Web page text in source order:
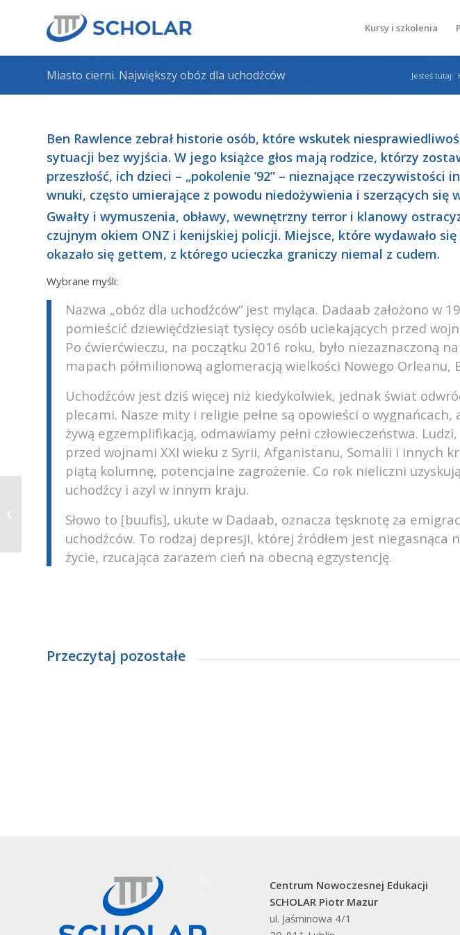
Kursy i szkolenia
Miasto cierni. Największy obóz dla uchodźców Jesteś tutaj:
Ben Rawlence zebrał historie osób, które wskutek
sytuacji bez wyjścia. W jego książce głos mają rodzice, którzy
przeszłość, ich dzieci – „pokolenie ’92” – nieznające rzeczywistości
wnuki, często umierające z powodu niedożywienia i szerzących się
Gwałty i wymuszenia, obławy, wewnętrzny terror i klanowy
czujnym okiem ONZ i kenijskiej policji. Miejsce, które wydawało
okazało się gettem, z którego ucieczka graniczy niemal z cudem.
Wybrane myśli:
Nazwa „obóz dla uchodźców“ jest myląca. Dadaab założono w
pomieścić dziewięćdziesiąt tysięcy osób uciekających przed
Po ćwierćwieczu, na początku 2016 roku, było niezaznaczoną
mapach półmilionową aglomeracją wielkości Nowego Orleanu,
Uchodźców jest dziś więcej niż kiedykolwiek, jednak świat
plecami. Nasze mity i religie pełne są opowieści o
żywą egzemplifikacją, odmawiamy pełni człowieczeństwa.
przed wojnami XXI wieku z Syrii, Afganistanu, Somalii i innych
piątą kolumnę, potencjalne zagrożenie. Co rok nieliczni
uchodźcy i azyl w innym kraju.
Słowo to [buufis], ukute w Dadaab, oznacza tęsknotę za
uchodźców. To rodzaj depresji, której źródłem jest niegasnąca
życie, rzucająca zarazem cień na obecną egzystencję.
Przeczytaj pozostałe
Centrum Nowoczesnej Edukacji
SCHOLAR Piotr Mazur
ul. Jaśminowa 4/1
Sen Alicji, czyli jak działa mózg